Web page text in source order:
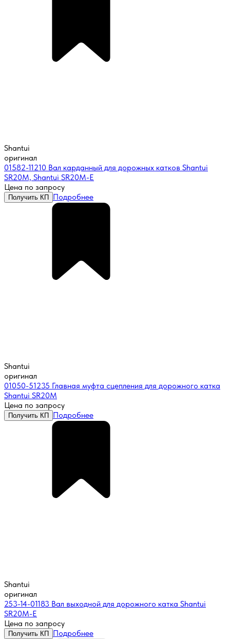
Shantui
оригинал
01582-11210 Вал карданный для дорожных катков Shantui
SR20M, Shantui SR20M-E
Цена по запросу
Получить КП Подробнее
Shantui
оригинал
01050-51235 Главная муфта сцепления для дорожного катка
Shantui SR20M
Цена по запросу
Получить КП Подробнее
Shantui
оригинал
253-14-01183 Вал выходной для дорожного катка Shantui
SR20M-E
Цена по запросу
Получить КП Подробнее